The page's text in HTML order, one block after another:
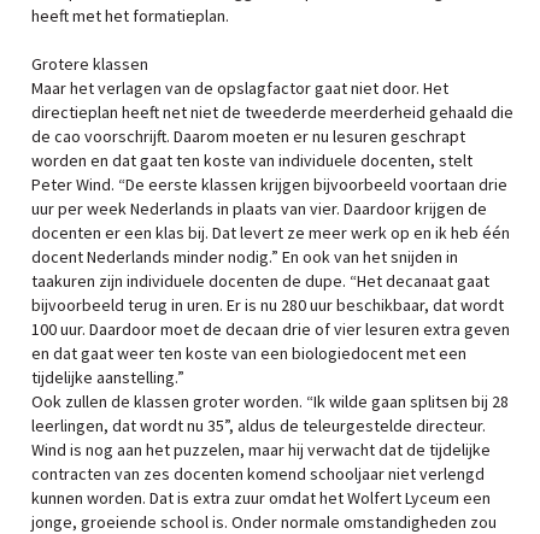
heeft met het formatieplan.
Grotere klassen
Maar het verlagen van de opslagfactor gaat niet door. Het
directieplan heeft net niet de tweederde meerderheid gehaald die
de cao voorschrijft. Daarom moeten er nu lesuren geschrapt
worden en dat gaat ten koste van individuele docenten, stelt
Peter Wind. “De eerste klassen krijgen bijvoorbeeld voortaan drie
uur per week Nederlands in plaats van vier. Daardoor krijgen de
docenten er een klas bij. Dat levert ze meer werk op en ik heb één
docent Nederlands minder nodig.” En ook van het snijden in
taakuren zijn individuele docenten de dupe. “Het decanaat gaat
bijvoorbeeld terug in uren. Er is nu 280 uur beschikbaar, dat wordt
100 uur. Daardoor moet de decaan drie of vier lesuren extra geven
en dat gaat weer ten koste van een biologiedocent met een
tijdelijke aanstelling.”
Ook zullen de klassen groter worden. “Ik wilde gaan splitsen bij 28
leerlingen, dat wordt nu 35”, aldus de teleurgestelde directeur.
Wind is nog aan het puzzelen, maar hij verwacht dat de tijdelijke
contracten van zes docenten komend schooljaar niet verlengd
kunnen worden. Dat is extra zuur omdat het Wolfert Lyceum een
jonge, groeiende school is. Onder normale omstandigheden zou